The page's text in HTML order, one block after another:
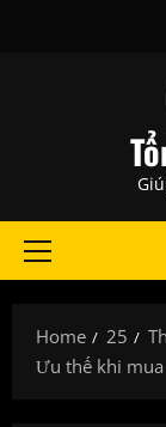
Primary
Home 25
Ưu thế khi mua